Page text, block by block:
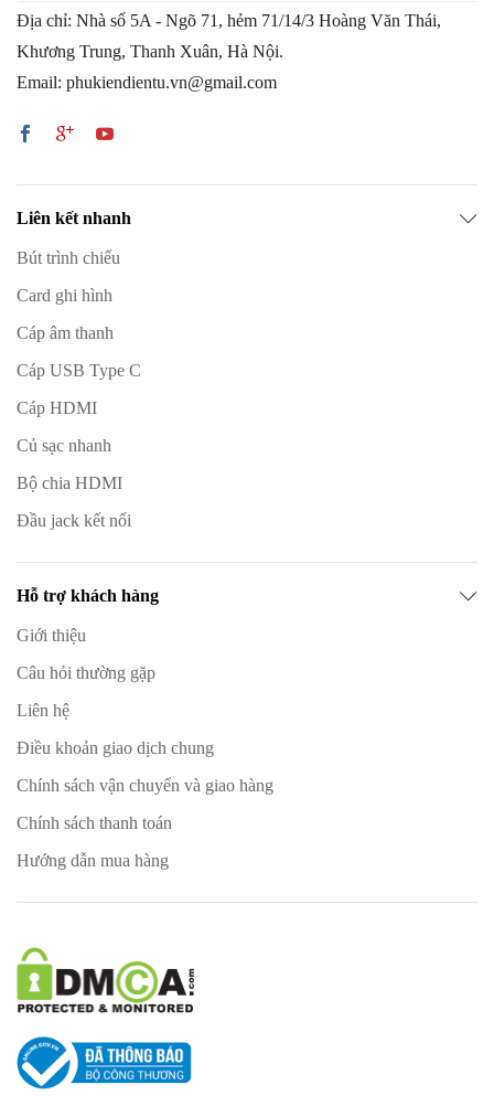
Địa chỉ: Nhà số 5A - Ngõ 71, hẻm 71/14/3 Hoàng Văn Thái,
Khương Trung, Thanh Xuân, Hà Nội.
Email: phukiendientu.vn@gmail.com
Liên kết nhanh
Bút trình chiếu
Card ghi hình
Cáp âm thanh
Cáp USB Type C
Cáp HDMI
Củ sạc nhanh
Bộ chia HDMI
Đầu jack kết nối
Hỗ trợ khách hàng
Giới thiệu
Câu hỏi thường gặp
Liên hệ
Điều khoản giao dịch chung
Chính sách vận chuyển và giao hàng
Chính sách thanh toán
Hướng dẫn mua hàng